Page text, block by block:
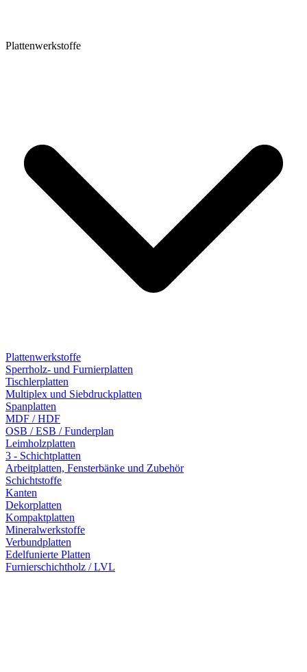
Plattenwerkstoffe
Plattenwerkstoffe
Sperrholz- und Furnierplatten
Tischlerplatten
Multiplex und Siebdruckplatten
Spanplatten
MDF / HDF
OSB / ESB / Funderplan
Leimholzplatten
3 - Schichtplatten
Arbeitplatten, Fensterbänke und Zubehör
Schichtstoffe
Kanten
Dekorplatten
Kompaktplatten
Mineralwerkstoffe
Verbundplatten
Edelfunierte Platten
Furnierschichtholz / LVL